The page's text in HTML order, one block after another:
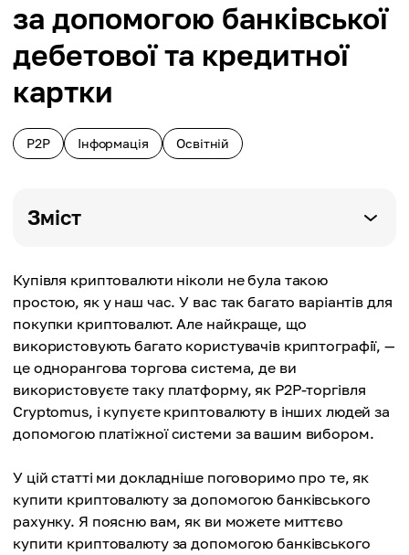
за допомогою банківської
дебетової та кредитної
картки
P2P Інформація Освітній
Зміст
Купівля криптовалюти ніколи не була такою
простою, як у наш час. У вас так багато варіантів для
покупки криптовалют. Але найкраще, що
використовують багато користувачів криптографії, —
це однорангова торгова система, де ви
використовуєте таку платформу, як P2P-торгівля
Cryptomus, і купуєте криптовалюту в інших людей за
допомогою платіжної системи за вашим вибором.
У цій статті ми докладніше поговоримо про те, як
купити криптовалюту за допомогою банківського
рахунку. Я поясню вам, як ви можете миттєво
купити криптовалюту за допомогою банківського